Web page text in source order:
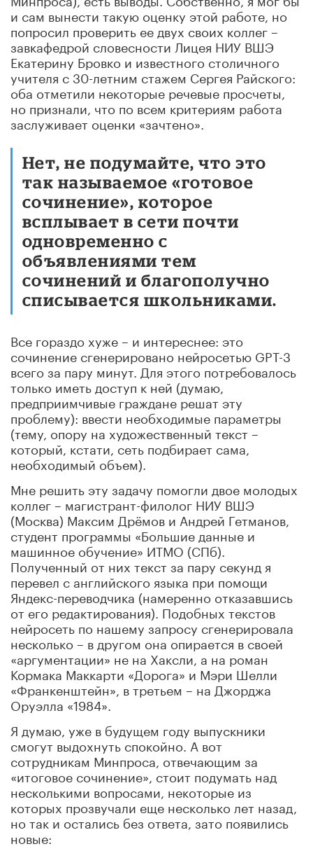
и сам вынести такую оценку этой работе, но
попросил проверить ее двух своих коллег –
завкафедрой словесности Лицея НИУ ВШЭ
Екатерину Бровко и известного столичного
учителя с 30-летним стажем Сергея Райского:
оба отметили некоторые речевые просчеты,
но признали, что по всем критериям работа
заслуживает оценки «зачтено».
Нет, не подумайте, что это
так называемое «готовое
сочинение», которое
всплывает в сети почти
одновременно с
объявлениями тем
сочинений и благополучно
списывается школьниками.
Все гораздо хуже – и интереснее: это
сочинение сгенерировано нейросетью GPT-3
всего за пару минут. Для этого потребовалось
только иметь доступ к ней (думаю,
предприимчивые граждане решат эту
проблему): ввести необходимые параметры
(тему, опору на художественный текст –
который, кстати, сеть подбирает сама,
необходимый объем).
Мне решить эту задачу помогли двое молодых
коллег – магистрант-филолог НИУ ВШЭ
(Москва) Максим Дрёмов и Андрей Гетманов,
студент программы «Большие данные и
машинное обучение» ИТМО (СПб).
Полученный от них текст за пару секунд я
перевел с английского языка при помощи
Яндекс-переводчика (намеренно отказавшись
от его редактирования). Подобных текстов
нейросеть по нашему запросу сгенерировала
несколько – в другом она опирается в своей
«аргументации» не на Хаксли, а на роман
Кормака Маккарти «Дорога» и Мэри Шелли
«Франкенштейн», в третьем – на Джорджа
Оруэлла «1984».
Я думаю, уже в будущем году выпускники
смогут выдохнуть спокойно. А вот
сотрудникам Минпроса, отвечающим за
«итоговое сочинение», стоит подумать над
несколькими вопросами, некоторые из
которых прозвучали еще несколько лет назад,
но так и остались без ответа, зато появились
новые: